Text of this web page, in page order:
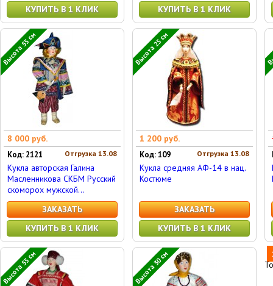
КУПИТЬ В 1 КЛИК
КУПИТЬ В 1 КЛИК
Высота 55 см
8 000 руб.
Отгрузка 13.08
Код: 2121
Кукла авторская Галина
Масленникова СКБМ Русский
скоморох мужской...
ЗАКАЗАТЬ
КУПИТЬ В 1 КЛИК
Высота 25 см
1 200 руб.
Отгрузка 13.08
Код: 109
Кукла средняя АФ-14 в нац.
Костюме
ЗАКАЗАТЬ
КУПИТЬ В 1 КЛИК
Высота 55 см Высота 30 см